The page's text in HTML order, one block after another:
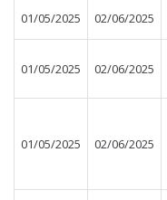
01/05/2025 02/06/2025
01/05/2025 02/06/2025
01/05/2025 02/06/2025